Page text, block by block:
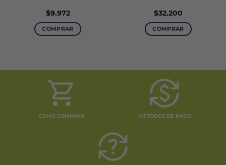
$9.972
COMPRAR
$32.200
COMPRAR
CÓMO COMPRAR MÉTODOS DE PAGO